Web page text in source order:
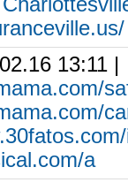
13:11 |
a